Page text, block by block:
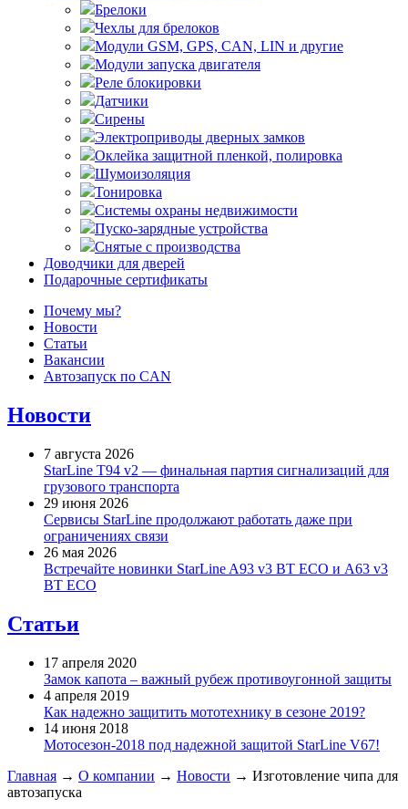
Брелоки
Чехлы для брелоков
Модули GSM, GPS, CAN, LIN и другие
Модули запуска двигателя
Реле блокировки
Датчики
Сирены
Электроприводы дверных замков
Оклейка защитной пленкой, полировка
Шумоизоляция
Тонировка
Системы охраны недвижимости
Пуско-зарядные устройства
Снятые с производства
Доводчики для дверей
Подарочные сертификаты
Почему мы?
Новости
Статьи
Вакансии
Автозапуск по CAN
Новости
7 августа 2026
StarLine T94 v2 — финальная партия сигнализаций для
грузового транспорта
29 июня 2026
Сервисы StarLine продолжают работать даже при
ограничениях связи
26 мая 2026
Встречайте новинки StarLine A93 v3 BT ECO и A63 v3
BT ECO
Статьи
17 апреля 2020
Замок капота – важный рубеж противоугонной защиты
4 апреля 2019
Как надежно защитить мототехнику в сезоне 2019?
14 июня 2018
Мотосезон-2018 под надежной защитой StarLine V67!
Главная → О компании → Новости → Изготовление чипа для
автозапуска